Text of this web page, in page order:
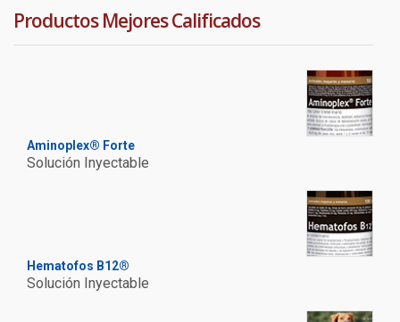
Productos Mejores Calificados
Aminoplex® Forte
Solución Inyectable
Hematofos B12®
Solución Inyectable